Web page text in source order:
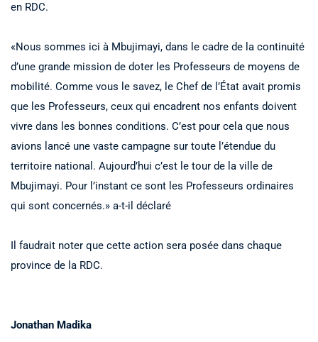
en RDC.
«Nous sommes ici à Mbujimayi, dans le cadre de la continuité
d’une grande mission de doter les Professeurs de moyens de
mobilité. Comme vous le savez, le Chef de l’État avait promis
que les Professeurs, ceux qui encadrent nos enfants doivent
vivre dans les bonnes conditions. C’est pour cela que nous
avions lancé une vaste campagne sur toute l’étendue du
territoire national. Aujourd’hui c’est le tour de la ville de
Mbujimayi. Pour l’instant ce sont les Professeurs ordinaires
qui sont concernés.» a-t-il déclaré
Il faudrait noter que cette action sera posée dans chaque
province de la RDC.
Jonathan Madika